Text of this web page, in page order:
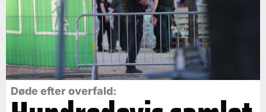
Døde efter overfald: